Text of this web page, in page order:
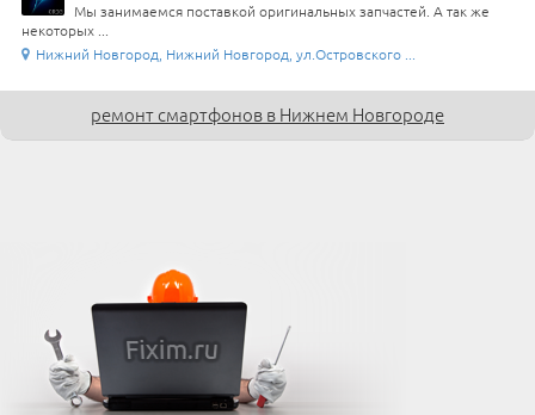
Мы занимаемся поставкой оригинальных запчастей. А так же
некоторых ...
Нижний Новгород, Нижний Новгород, ул.Островского ...
ремонт смартфонов в Нижнем Новгороде